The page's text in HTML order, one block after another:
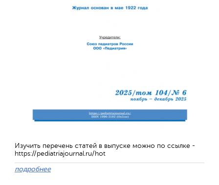
Изучить перечень статей в выпуске можно по ссылке -
https://pediatriajournal.ru/hot
подробнее